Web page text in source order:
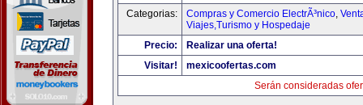
Categorias:
Compras y Comercio ElectrÃ³nico,
Viajes,Turismo y Hospedaje
Precio:
Realizar una oferta!
Visitar!
mexicoofertas.com
Serán consideradas